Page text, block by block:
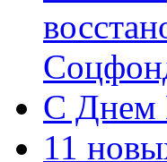
С Днем
11